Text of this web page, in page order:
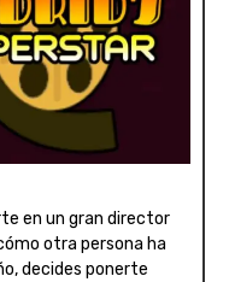
en un gran director
otra persona ha
decides ponerte